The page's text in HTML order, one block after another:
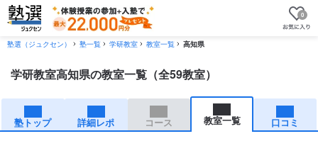
0
塾選（ジュクセン） 塾一覧 学研教室 教室一覧 高知県
学研教室高知県の教室一覧（全59教室）
塾トップ 詳細レポ コース 教室一覧 口コミ